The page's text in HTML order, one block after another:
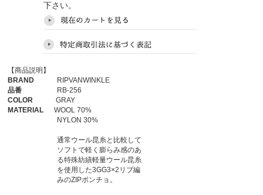
下さい。
【商品説明】
BRAND RIPVANWINKLE
品番 RB-256
COLOR GRAY
MATERIAL WOOL 70%
NYLON 30%
通常ウール昆糸と比較して
ソフトで軽く膨らみ感のあ
る特殊紡績軽量ウール昆糸
を使用した3GG3×2リブ編
みのZIPポンチョ。